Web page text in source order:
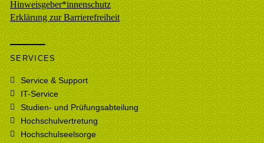
Hinweisgeber*innenschutz
Erklärung zur Barrierefreiheit
SERVICES
Service & Support
IT-Service
Studien- und Prüfungsabteilung
Hochschulvertretung
Hochschulseelsorge